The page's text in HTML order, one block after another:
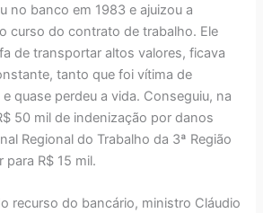
no banco em 1983 e ajuizou a
curso do contrato de trabalho. Ele
de transportar altos valores, ficava
tanto que foi vítima de
quase perdeu a vida. Conseguiu, na
50 mil de indenização por danos
Regional do Trabalho da 3ª Região
para R$ 15 mil.
recurso do bancário, ministro Cláudio